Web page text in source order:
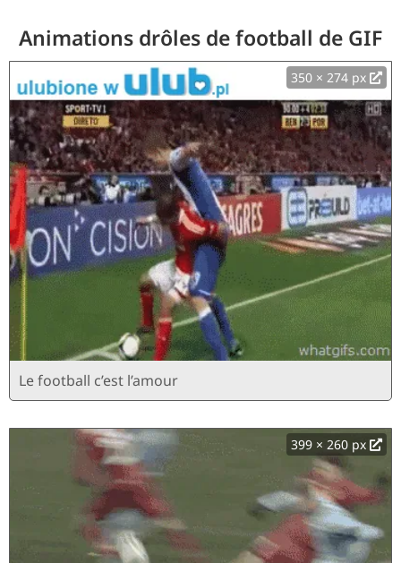
Animations drôles de football de GIF
350 × 274 px
Le football c’est l’amour
399 × 260 px